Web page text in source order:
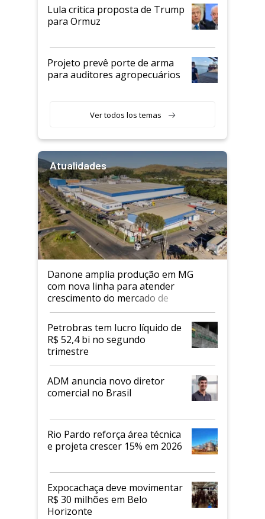
Lula critica proposta de Trump
para Ormuz
Projeto prevê porte de arma
para auditores agropecuários
Ver todos los temas
Atualidades
Danone amplia produção em MG
com nova linha para atender
crescimento do mercado de
alimentos proteicos
Petrobras tem lucro líquido de
R$ 52,4 bi no segundo
trimestre
ADM anuncia novo diretor
comercial no Brasil
Rio Pardo reforça área técnica
e projeta crescer 15% em 2026
Expocachaça deve movimentar
R$ 30 milhões em Belo
Horizonte